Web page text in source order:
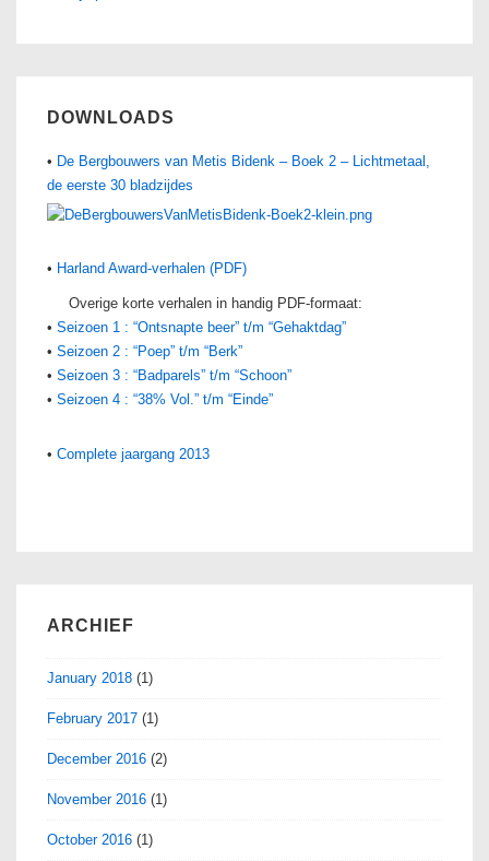
DOWNLOADS
• De Bergbouwers van Metis Bidenk – Boek 2 – Lichtmetaal,
de eerste 30 bladzijdes
• Harland Award-verhalen (PDF)
Overige korte verhalen in handig PDF-formaat:
• Seizoen 1 : “Ontsnapte beer” t/m “Gehaktdag”
• Seizoen 2 : “Poep” t/m “Berk”
• Seizoen 3 : “Badparels” t/m “Schoon”
• Seizoen 4 : “38% Vol.” t/m “Einde”
• Complete jaargang 2013
ARCHIEF
January 2018 (1)
February 2017 (1)
December 2016 (2)
November 2016 (1)
October 2016 (1)